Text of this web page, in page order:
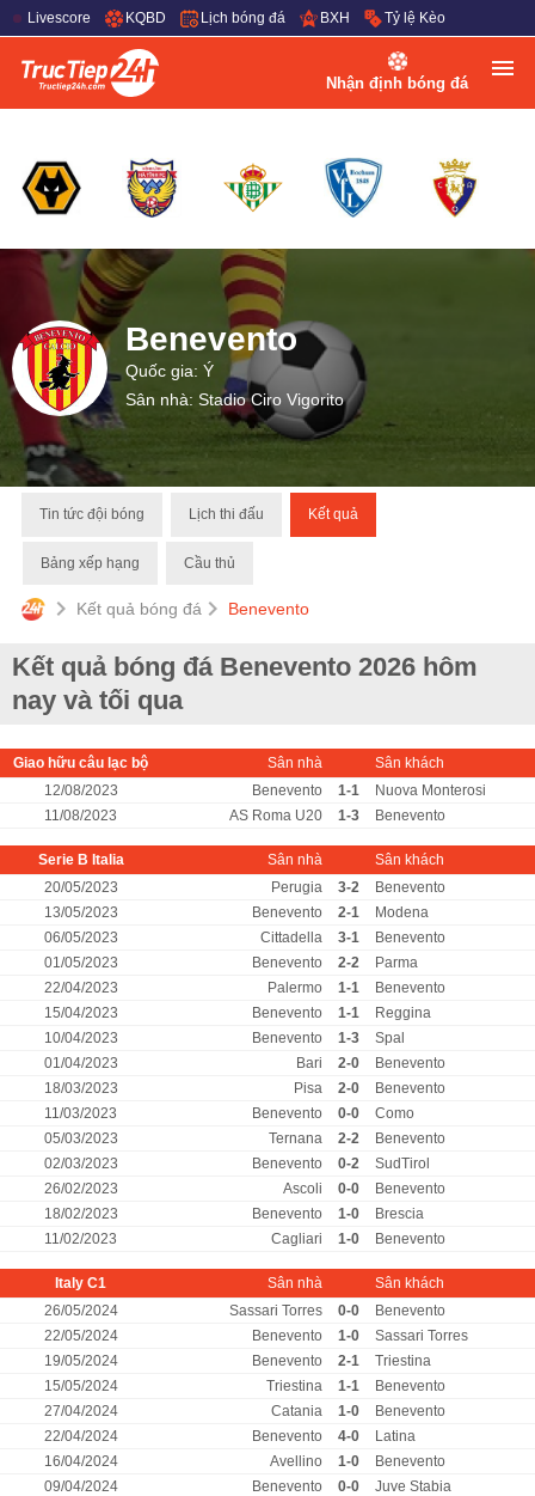
Livescore KQBD Lịch bóng đá BXH Tỷ lệ Kèo
Nhận định bóng đá
Benevento
Quốc gia: Ý
Sân nhà: Stadio Ciro Vigorito
Tin tức đội bóng Lịch thi đấu Kết quả
Bảng xếp hạng Cầu thủ
Kết quả bóng đá Benevento
Kết quả bóng đá Benevento 2026 hôm
nay và tối qua
Giao hữu câu lạc bộ Sân nhà
Sân khách
12/08/2023
Benevento 1-1
Nuova Monterosi
11/08/2023
AS Roma U20 1-3 Benevento
Serie B Italia Sân nhà
Sân khách
20/05/2023
Perugia 3-2
Benevento
13/05/2023
Benevento 2-1
Modena
06/05/2023
Cittadella 3-1
Benevento
01/05/2023
Benevento 2-2
Parma
22/04/2023
Palermo 1-1
Benevento
15/04/2023
Benevento 1-1
Reggina
10/04/2023
Benevento 1-3
Spal
01/04/2023
Bari 2-0
Benevento
18/03/2023
Pisa 2-0
Benevento
11/03/2023
Benevento 0-0
Como
05/03/2023
Ternana 2-2
Benevento
02/03/2023
Benevento 0-2
SudTirol
26/02/2023
Ascoli 0-0
Benevento
18/02/2023
Benevento 1-0
Brescia
11/02/2023
Cagliari 1-0 Benevento
Italy C1 Sân nhà
Sân khách
26/05/2024
Sassari Torres 0-0
Benevento
22/05/2024
Benevento 1-0
Sassari Torres
19/05/2024
Benevento 2-1
Triestina
15/05/2024
Triestina 1-1
Benevento
27/04/2024
Catania 1-0
Benevento
22/04/2024
Benevento 4-0
Latina
16/04/2024
Avellino 1-0
Benevento
09/04/2024
Benevento 0-0
Juve Stabia